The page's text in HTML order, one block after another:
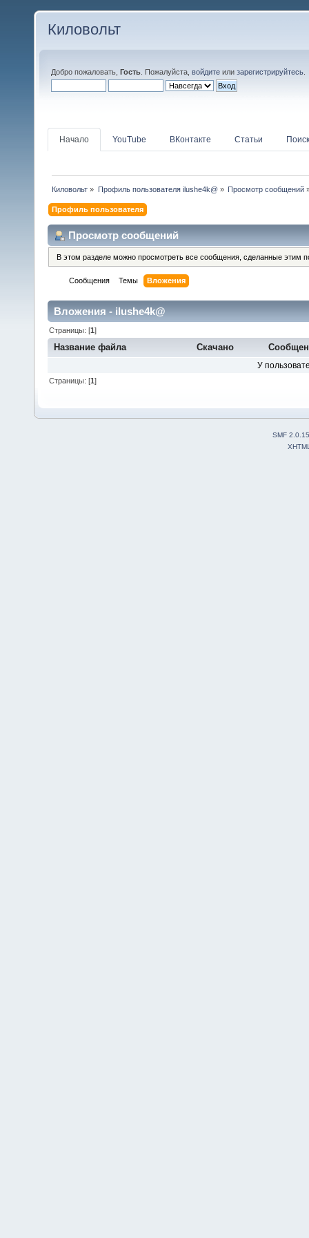
Киловольт
Добро пожаловать, Гость . Пожалуйста, войдите или зарегистрируйтесь
Начало YouTube ВКонтакте Статьи Поиск
Киловольт » Профиль пользователя ilushe4k@» Просмотр сообщений
Профиль пользователя
Просмотр сообщений
В этом разделе можно просмотреть все сообщения, сделанные этим
Сообщения Темы Вложения
Вложения - ilushe4k@
Страницы: [1]
Название файла Скачано
У
Страницы: [1]
SMF 2.0.15